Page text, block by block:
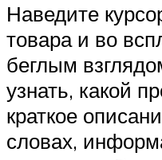
Наведите
товара и во
беглым
узнать, какой
краткое
словах,